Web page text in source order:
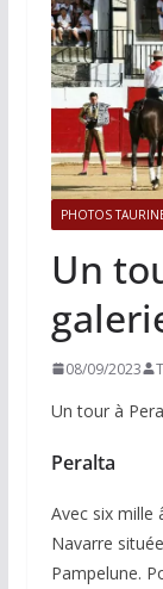
PHOTOS
Un
08/09/2023
Un tour à
Peralta
Avec six mille
Navarre
Pampelune.